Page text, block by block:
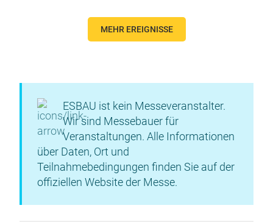
MEHR EREIGNISSE
ESBAU ist kein Messeveranstalter.
Wir sind Messebauer für
Veranstaltungen. Alle Informationen
über Daten, Ort und
Teilnahmebedingungen finden Sie auf der
offiziellen Website der Messe.